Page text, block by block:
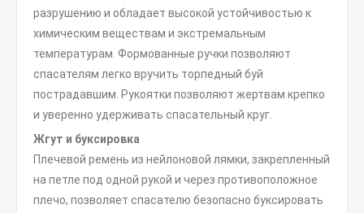
разрушению и обладает высокой устойчивостью к
химическим веществам и экстремальным
температурам. Формованные ручки позволяют
спасателям легко вручить торпедный буй
пострадавшим. Рукоятки позволяют жертвам крепко
и уверенно удерживать спасательный круг.
Жгут и буксировка
Плечевой ремень из нейлоновой лямки, закрепленный
на петле под одной рукой и через противоположное
плечо, позволяет спасателю безопасно буксировать